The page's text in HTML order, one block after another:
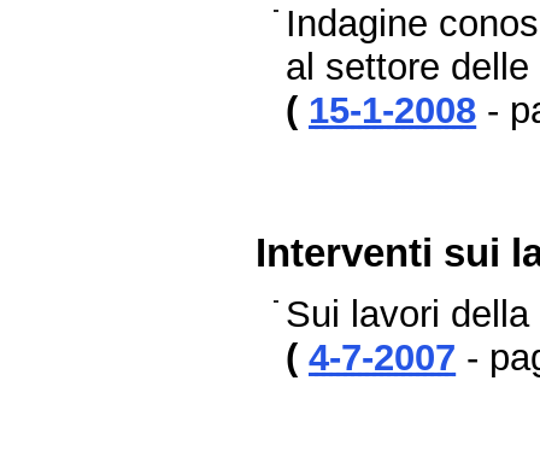
Indagine
al settore
( 15-1-2008 -
Interventi sui
Sui lavori
(4-7-2007 -